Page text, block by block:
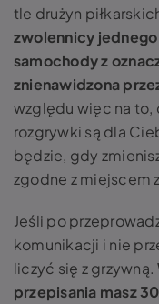
tle drużyn
zwolennicy jednego
samochody z
znienawidzona
względu więc na to,
rozgrywki są dla
będzie, gdy
zgodne z miejscem
Jeśli po
komunikacji i nie
liczyć się z grzywną.
przepisania masz